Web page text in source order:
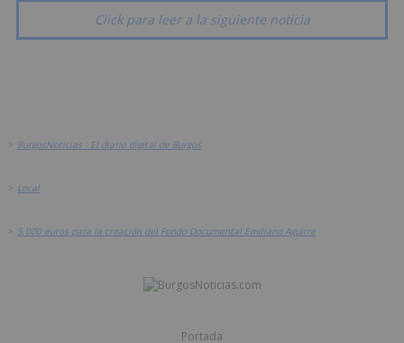
Click para leer a la siguiente noticia
> BurgosNoticias - El diario digital de Burgos
> Local
> 5.000 euros para la creación del Fondo Documental Emiliano Aguirre
Portada